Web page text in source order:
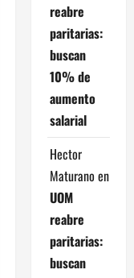
reabre
paritarias:
buscan
10% de
aumento
salarial
Hector
Maturano en
UOM
reabre
paritarias:
buscan